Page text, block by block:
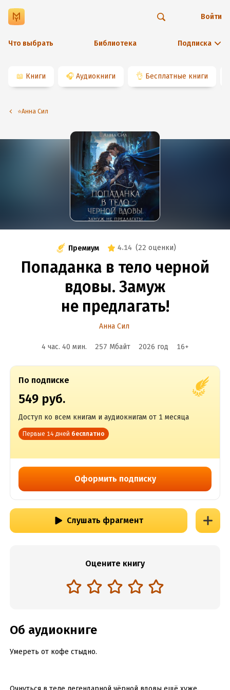
Что выбрать Библиотека Подписка
Войти
📖 Книги 🎧 Аудиокниги 👌 Бесплатные книги
⭐️Анна Сил
Премиум 4.14 (22 оценки)
Попаданка в тело черной
вдовы. Замуж
не предлагать!
Анна Сил
4 час. 40 мин. 257 Мбайт 2026 год 16+
По подписке
549 руб.
Доступ ко всем книгам и аудиокнигам от 1 месяца
Первые 14 дней бесплатно
Оформить подписку
Слушать фрагмент
Оцените книгу
Об аудиокниге
Умереть от кофе стыдно.